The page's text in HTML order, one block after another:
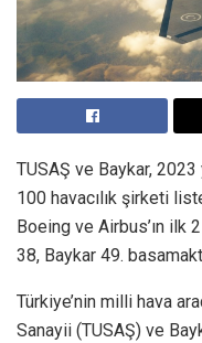
TUSAŞ ve Baykar, 2023
100 havacılık şirketi
Boeing ve Airbus’ın ilk
38, Baykar 49.
Türkiye’nin milli hava
Sanayii (TUSAŞ) ve